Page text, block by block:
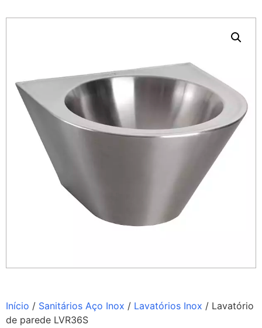
Início / Sanitários Aço Inox / Lavatórios Inox / Lavatório
de parede LVR36S